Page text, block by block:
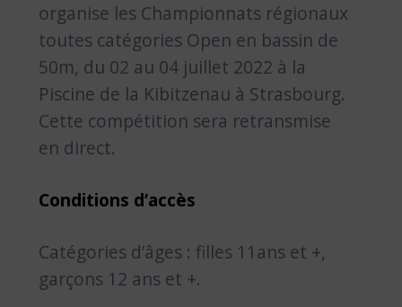
organise les Championnats régionaux
toutes catégories Open en bassin de
50m, du 02 au 04 juillet 2022 à la
Piscine de la Kibitzenau à Strasbourg.
Cette compétition sera retransmise
en direct.
Conditions d’accès
Catégories d’âges : filles 11ans et +,
garçons 12 ans et +.